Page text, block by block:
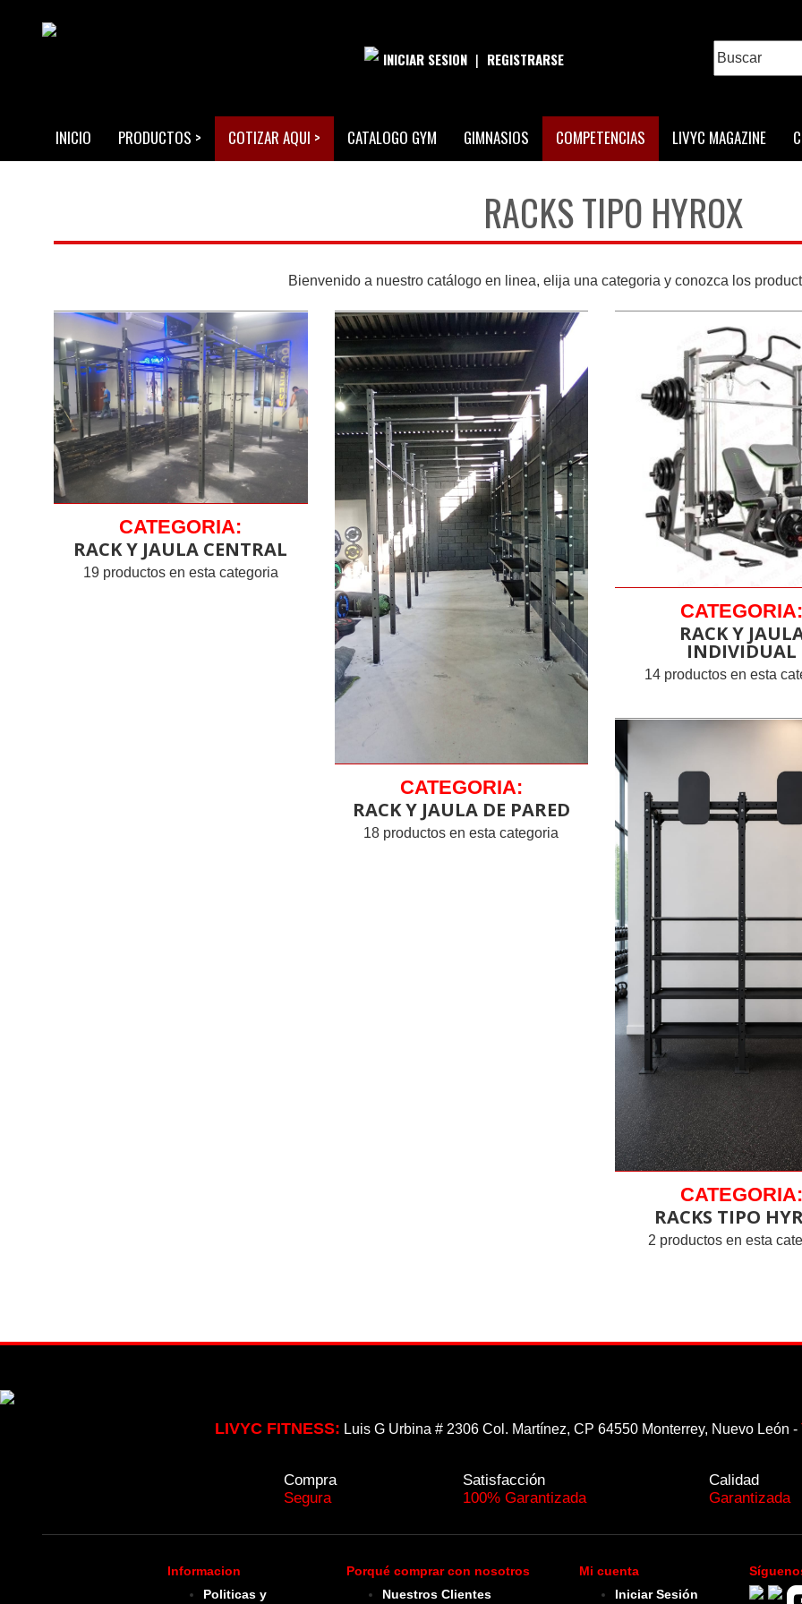
INICIAR SESION | REGISTRARSE
INICIO PRODUCTOS > COTIZAR AQUI > CATALOGO GYM GIMNASIOS COMPETENCIAS LIVYC MAGAZINE
RACKS TIPO HYROX
Bienvenido a nuestro catálogo en linea, elija una categoria y conozca los
CATEGORIA:
RACK Y JAULA CENTRAL
19 productos en esta categoria
CATEGORIA:
RACK Y JAULA DE PARED
18 productos en esta categoria
RACK Y
INDIVIDUAL
14 productos en esta
RACKS TIPO
2 productos en esta
LIVYC FITNESS: Luis G Urbina # 2306 Col. Martínez, CP 64550 Monterrey, Nuevo León -
Compra
Segura
Satisfacción
100% Garantizada
Calidad
Garantizada
Informacion
Politicas y
Porqué comprar con nosotros
Nuestros Clientes
Mi cuenta
Iniciar Sesión